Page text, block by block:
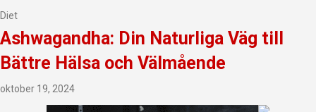
Diet
Ashwagandha: Din Naturliga Väg till
Bättre Hälsa och Välmående
oktober 19, 2024